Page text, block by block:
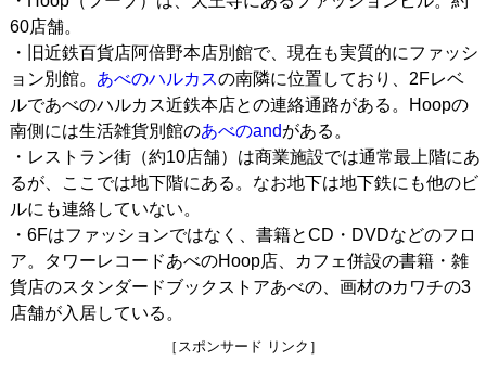
60店舗。
・旧近鉄百貨店阿倍野本店別館で、現在も実質的にファッシ
ョン別館。 あべのハルカスの南隣に位置しており、2Fレベ
ルであべのハルカス近鉄本店との連絡通路がある。Hoopの
南側には生活雑貨別館のあべのandがある。
・レストラン街（約10店舗）は商業施設では通常最上階にあ
るが、ここでは地下階にある。なお地下は地下鉄にも他のビ
ルにも連絡していない。
・6Fはファッションではなく、書籍とCD・DVDなどのフロ
ア。タワーレコードあべのHoop店、カフェ併設の書籍・雑
貨店のスタンダードブックストアあべの、画材のカワチの3
店舗が入居している。
［スポンサード リンク］